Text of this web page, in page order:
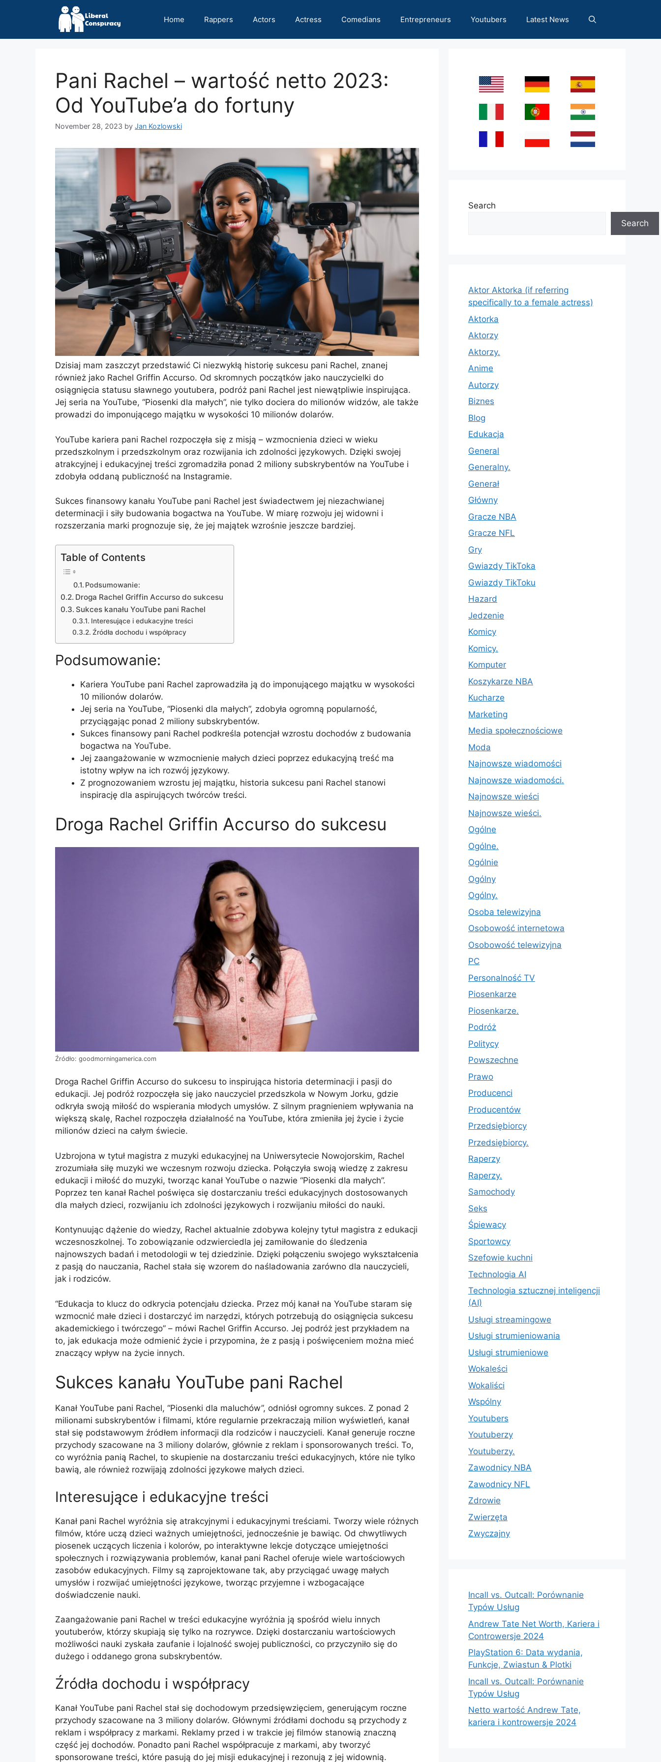
Home Rappers Actors Actress Comedians Entrepreneurs Youtubers Latest News
Pani Rachel – wartość netto 2023:
Od YouTube’a do fortuny
November 28, 2023 by Jan Kozlowski
Dzisiaj mam zaszczyt przedstawić Ci niezwykłą historię sukcesu pani Rachel, znanej
również jako Rachel Griffin Accurso. Od skromnych początków jako nauczycielki do
osiągnięcia statusu sławnego youtubera, podróż pani Rachel jest niewątpliwie inspirująca.
Jej seria na YouTube, “Piosenki dla małych”, nie tylko dociera do milionów widzów, ale także
prowadzi do imponującego majątku w wysokości 10 milionów dolarów.
YouTube kariera pani Rachel rozpoczęła się z misją – wzmocnienia dzieci w wieku
przedszkolnym i przedszkolnym oraz rozwijania ich zdolności językowych. Dzięki swojej
atrakcyjnej i edukacyjnej treści zgromadziła ponad 2 miliony subskrybentów na YouTube i
zdobyła oddaną publiczność na Instagramie.
Sukces finansowy kanału YouTube pani Rachel jest świadectwem jej niezachwianej
determinacji i siły budowania bogactwa na YouTube. W miarę rozwoju jej widowni i
rozszerzania marki prognozuje się, że jej majątek wzrośnie jeszcze bardziej.
Table of Contents
Podsumowanie:
Droga Rachel Griffin Accurso do sukcesu
Sukces kanału YouTube pani Rachel
Interesujące i edukacyjne treści
Źródła dochodu i współpracy
Podsumowanie:
Kariera YouTube pani Rachel zaprowadziła ją do imponującego majątku w wysokości
10 milionów dolarów.
Jej seria na YouTube, “Piosenki dla małych”, zdobyła ogromną popularność,
przyciągając ponad 2 miliony subskrybentów.
Sukces finansowy pani Rachel podkreśla potencjał wzrostu dochodów z budowania
bogactwa na YouTube.
Jej zaangażowanie w wzmocnienie małych dzieci poprzez edukacyjną treść ma
istotny wpływ na ich rozwój językowy.
Z prognozowaniem wzrostu jej majątku, historia sukcesu pani Rachel stanowi
inspirację dla aspirujących twórców treści.
Droga Rachel Griffin Accurso do sukcesu
Źródło: goodmorningamerica.com
Droga Rachel Griffin Accurso do sukcesu to inspirująca historia determinacji i pasji do
edukacji. Jej podróż rozpoczęła się jako nauczyciel przedszkola w Nowym Jorku, gdzie
odkryła swoją miłość do wspierania młodych umysłów. Z silnym pragnieniem wpływania na
większą skalę, Rachel rozpoczęła działalność na YouTube, która zmieniła jej życie i życie
milionów dzieci na całym świecie.
Uzbrojona w tytuł magistra z muzyki edukacyjnej na Uniwersytecie Nowojorskim, Rachel
zrozumiała siłę muzyki we wczesnym rozwoju dziecka. Połączyła swoją wiedzę z zakresu
edukacji i miłość do muzyki, tworząc kanał YouTube o nazwie “Piosenki dla małych”.
Poprzez ten kanał Rachel poświęca się dostarczaniu treści edukacyjnych dostosowanych
dla małych dzieci, rozwijaniu ich zdolności językowych i rozwijaniu miłości do nauki.
Kontynuując dążenie do wiedzy, Rachel aktualnie zdobywa kolejny tytuł magistra z edukacji
wczesnoszkolnej. To zobowiązanie odzwierciedla jej zamiłowanie do śledzenia
najnowszych badań i metodologii w tej dziedzinie. Dzięki połączeniu swojego wykształcenia
z pasją do nauczania, Rachel stała się wzorem do naśladowania zarówno dla nauczycieli,
jak i rodziców.
“Edukacja to klucz do odkrycia potencjału dziecka. Przez mój kanał na YouTube staram się
wzmocnić małe dzieci i dostarczyć im narzędzi, których potrzebują do osiągnięcia sukcesu
akademickiego i twórczego” – mówi Rachel Griffin Accurso. Jej podróż jest przykładem na
to, jak edukacja może odmienić życie i przypomina, że ​​z pasją i poświęceniem można mieć
znaczący wpływ na życie innych.
Sukces kanału YouTube pani Rachel
Kanał YouTube pani Rachel, “Piosenki dla maluchów”, odniósł ogromny sukces. Z ponad 2
milionami subskrybentów i filmami, które regularnie przekraczają milion wyświetleń, kanał
stał się podstawowym źródłem informacji dla rodziców i nauczycieli. Kanał generuje roczne
przychody szacowane na 3 miliony dolarów, głównie z reklam i sponsorowanych treści. To,
co wyróżnia panią Rachel, to skupienie na dostarczaniu treści edukacyjnych, które nie tylko
bawią, ale również rozwijają zdolności językowe małych dzieci.
Interesujące i edukacyjne treści
Kanał pani Rachel wyróżnia się atrakcyjnymi i edukacyjnymi treściami. Tworzy wiele różnych
filmów, które uczą dzieci ważnych umiejętności, jednocześnie je bawiąc. Od chwytliwych
piosenek uczących liczenia i kolorów, po interaktywne lekcje dotyczące umiejętności
społecznych i rozwiązywania problemów, kanał pani Rachel oferuje wiele wartościowych
zasobów edukacyjnych. Filmy są zaprojektowane tak, aby przyciągać uwagę małych
umysłów i rozwijać umiejętności językowe, tworząc przyjemne i wzbogacające
doświadczenie nauki.
Zaangażowanie pani Rachel w treści edukacyjne wyróżnia ją spośród wielu innych
youtuberów, którzy skupiają się tylko na rozrywce. Dzięki dostarczaniu wartościowych
możliwości nauki zyskała zaufanie i lojalność swojej publiczności, co przyczyniło się do
dużego i oddanego grona subskrybentów.
Źródła dochodu i współpracy
Kanał YouTube pani Rachel stał się dochodowym przedsięwzięciem, generującym roczne
przychody szacowane na 3 miliony dolarów. Głównymi źródłami dochodu są przychody z
reklam i współpracy z markami. Reklamy przed i w trakcie jej filmów stanowią znaczną
część jej dochodów. Ponadto pani Rachel współpracuje z markami, aby tworzyć
sponsorowane treści, które pasują do jej misji edukacyjnej i rezonują z jej widownią.
Search
Search
Aktor Aktorka (if referring
specifically to a female actress)
Aktorka
Aktorzy
Aktorzy.
Anime
Autorzy
Biznes
Blog
Edukacja
General
Generalny.
Generał
Główny
Gracze NBA
Gracze NFL
Gry
Gwiazdy TikToka
Gwiazdy TikToku
Hazard
Jedzenie
Komicy
Komicy.
Komputer
Koszykarze NBA
Kucharze
Marketing
Media społecznościowe
Moda
Najnowsze wiadomości
Najnowsze wiadomości.
Najnowsze wieści
Najnowsze wieści.
Ogólne
Ogólne.
Ogólnie
Ogólny
Ogólny.
Osoba telewizyjna
Osobowość internetowa
Osobowość telewizyjna
PC
Personalność TV
Piosenkarze
Piosenkarze.
Podróż
Politycy
Powszechne
Prawo
Producenci
Producentów
Przedsiębiorcy
Przedsiębiorcy.
Raperzy
Raperzy.
Samochody
Seks
Śpiewacy
Sportowcy
Szefowie kuchni
Technologia AI
Technologia sztucznej inteligencji
(AI)
Usługi streamingowe
Usługi strumieniowania
Usługi strumieniowe
Wokaleści
Wokaliści
Wspólny
Youtubers
Youtuberzy
Youtuberzy.
Zawodnicy NBA
Zawodnicy NFL
Zdrowie
Zwierzęta
Zwyczajny
Incall vs. Outcall: Porównanie
Typów Usług
Andrew Tate Net Worth, Kariera i
Controwersje 2024
PlayStation 6: Data wydania,
Funkcje, Zwiastun & Plotki
Incall vs. Outcall: Porównanie
Typów Usług
Netto wartość Andrew Tate,
kariera i kontrowersje 2024